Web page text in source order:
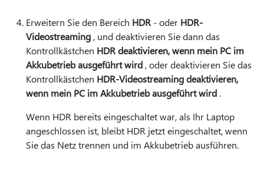
Erweitern Sie den Bereich HDR - oder HDR-
Videostreaming , und deaktivieren Sie dann das
Kontrollkästchen HDR deaktivieren, wenn mein PC im
Akkubetrieb ausgeführt wird , oder deaktivieren Sie das
Kontrollkästchen HDR-Videostreaming deaktivieren,
wenn mein PC im Akkubetrieb ausgeführt wird .
Wenn HDR bereits eingeschaltet war, als Ihr Laptop
angeschlossen ist, bleibt HDR jetzt eingeschaltet, wenn
Sie das Netz trennen und im Akkubetrieb ausführen.